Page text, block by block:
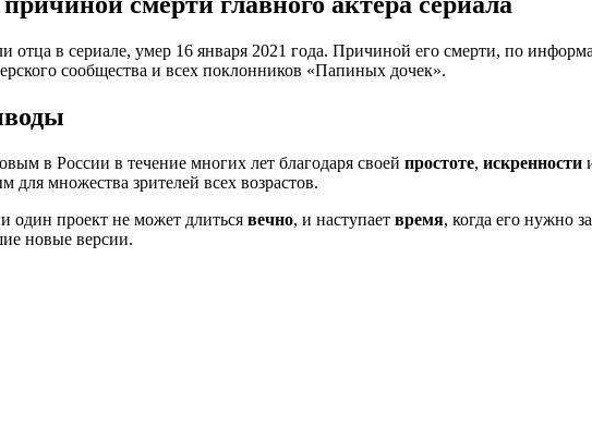
в сериале, умер 16 января 2021 года. Причиной его смерти, по
сообщества и всех поклонников «Папиных дочек».
в России в течение многих лет благодаря своей простоте, искренности
множества зрителей всех возрастов.
один проект не может длиться вечно, и наступает время, когда его нужно
новые версии.